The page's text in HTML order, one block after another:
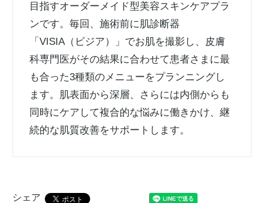
目指すオーダーメイド型美容スキンケアプラ
ンです。毎回、施術前に肌診断器
「VISIA（ビジア）」でお肌を撮影し、皮膚
科専門医がその結果に合わせて患者さまに最
も合った3種類のメニューをプランニングし
ます。肌表面から深層、さらには内側からも
同時にケアして複合的な悩みに働きかけ、継
続的な肌質改善をサポートします。
シェア